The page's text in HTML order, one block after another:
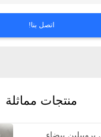
اتصل بنا!
منتجات مماثلة